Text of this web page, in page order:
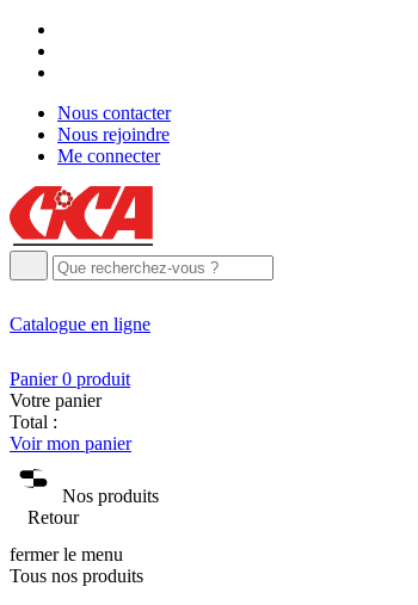
Nous contacter
Nous rejoindre
Me connecter
Catalogue en ligne
Panier 0 produit
Votre panier
Total :
Voir mon panier
Nos produits
Retour
fermer le menu
Tous nos produits